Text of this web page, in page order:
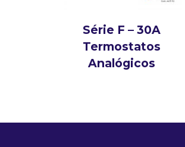
Série F – 30A
Termostatos
Analógicos